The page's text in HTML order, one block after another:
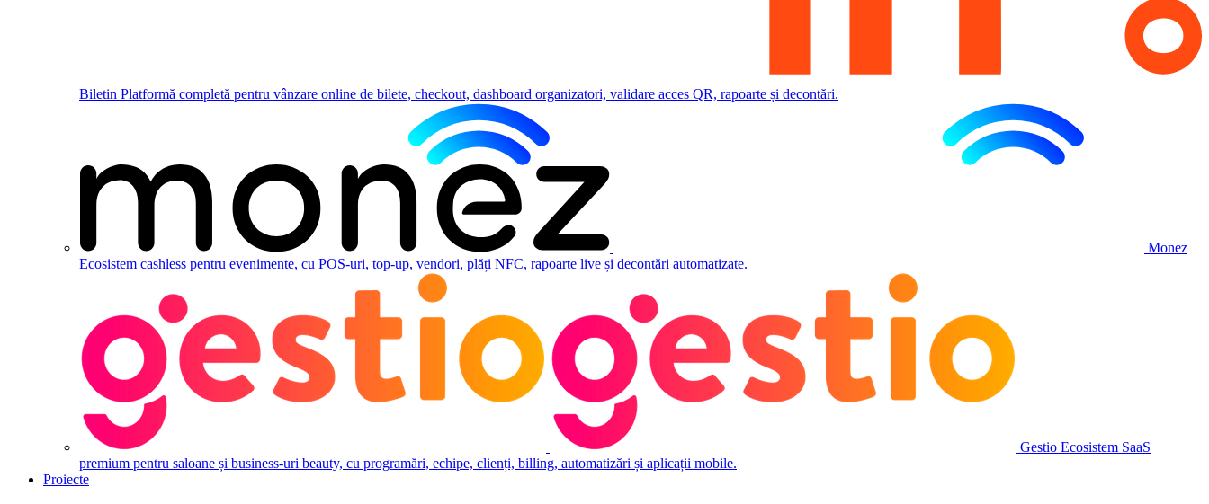
Biletin Platformă completă pentru vânzare online de bilete, checkout, dashboard organizatori, validare acces QR, rapoarte și decontări.
Monez
Ecosistem cashless pentru evenimente, cu POS-uri, top-up, vendori, plăți NFC, rapoarte live și decontări automatizate.
Gestio Ecosistem SaaS
premium pentru saloane și business-uri beauty, cu programări, echipe, clienți, billing, automatizări și aplicații mobile.
Proiecte